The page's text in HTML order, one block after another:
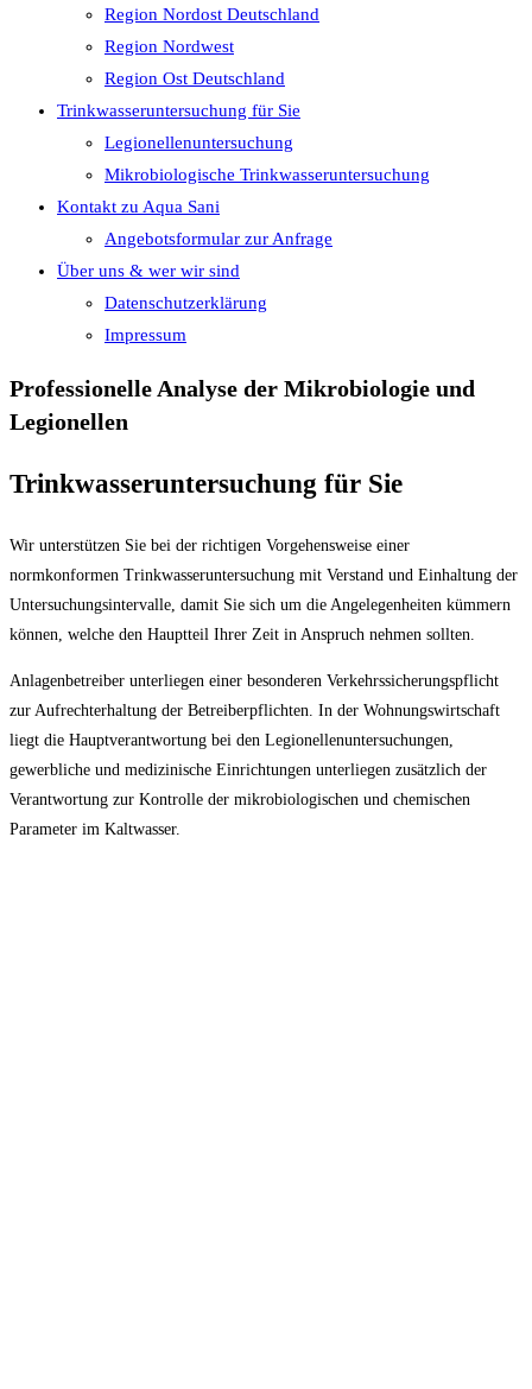
Region Nordost Deutschland
Region Nordwest
Region Ost Deutschland
Trinkwasseruntersuchung für Sie
Legionellenuntersuchung
Mikrobiologische Trinkwasseruntersuchung
Kontakt zu Aqua Sani
Angebotsformular zur Anfrage
Über uns & wer wir sind
Datenschutzerklärung
Impressum
Professionelle Analyse der Mikrobiologie und
Legionellen
Trinkwasseruntersuchung für Sie
Wir unterstützen Sie bei der richtigen Vorgehensweise einer
normkonformen Trinkwasseruntersuchung mit Verstand und Einhaltung der
Untersuchungsintervalle, damit Sie sich um die Angelegenheiten kümmern
können, welche den Hauptteil Ihrer Zeit in Anspruch nehmen sollten.
Anlagenbetreiber unterliegen einer besonderen Verkehrssicherungspflicht
zur Aufrechterhaltung der Betreiberpflichten. In der Wohnungswirtschaft
liegt die Hauptverantwortung bei den Legionellenuntersuchungen,
gewerbliche und medizinische Einrichtungen unterliegen zusätzlich der
Verantwortung zur Kontrolle der mikrobiologischen und chemischen
Parameter im Kaltwasser.